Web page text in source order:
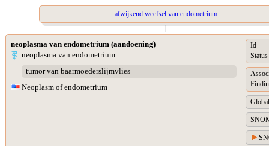
afwijkend weefsel van endometrium
|
neoplasma van endometrium (aandoening)
neoplasma van endometrium
tumor van baarmoederslijmvlies
Neoplasm of endometrium
Id
Status